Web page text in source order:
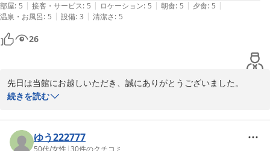
当日は我々だけの貸し切り（明かりにひかれてきた、ミヤマクワガタの
オスとメスがベランダでお見合い♡）。人工の音が一切ない暗闇の雨の
中、気持ちのよいベッドで熟睡。
翌日は、早朝から野鳥（ヒヨ、ヤマガラにアオゲラも）の大合唱。朝風
呂後の朝食は、カレイの干物に漬物、軟らかめに炊かれたごはんが嬉し
く、朝から元気をもらいます。帰りは参道入り口まで車で送ってもら
い、タクシーで足立美術館に向かいました。
移りを調べた程度のデジタルデトックス。もっとゆっくり滞在してお参
家族・従業員一同お待ちしております
紅葉館＜島根県＞
2026-07-20
部屋: 5 | 接客・サービス: 5 | ロケーション: 5 | 朝食: 5 | 夕食: 5 |
温泉・お風呂: 5 | 設備: 3 | 清潔さ: 5
26
先日は当館にお越しいただき、誠にありがとうございました。
家族経営の宿ですのでお料理もおもてなしも出来る範囲で精一杯努
ご満足いただけたようで幸いです。
お料理は温故知新の思いを胸に日々ブラッシュアップを図っており
続きを読む
ゆう222777
50代/女性 |30件のクチコミ